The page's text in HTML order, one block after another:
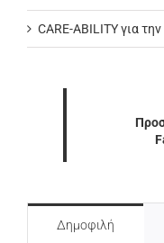
CARE-ABILITY για
Δημοφιλή